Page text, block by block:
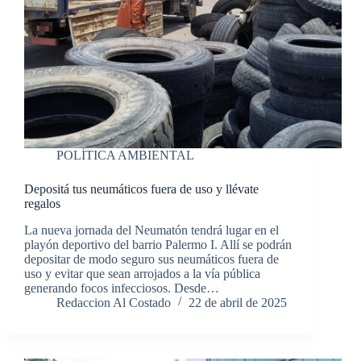
POLÍTICA AMBIENTAL
Depositá tus neumáticos fuera de uso y llévate
regalos
La nueva jornada del Neumatón tendrá lugar en el
playón deportivo del barrio Palermo I. Allí se podrán
depositar de modo seguro sus neumáticos fuera de
uso y evitar que sean arrojados a la vía pública
generando focos infecciosos. Desde…
Redaccion Al Costado
22 de abril de 2025